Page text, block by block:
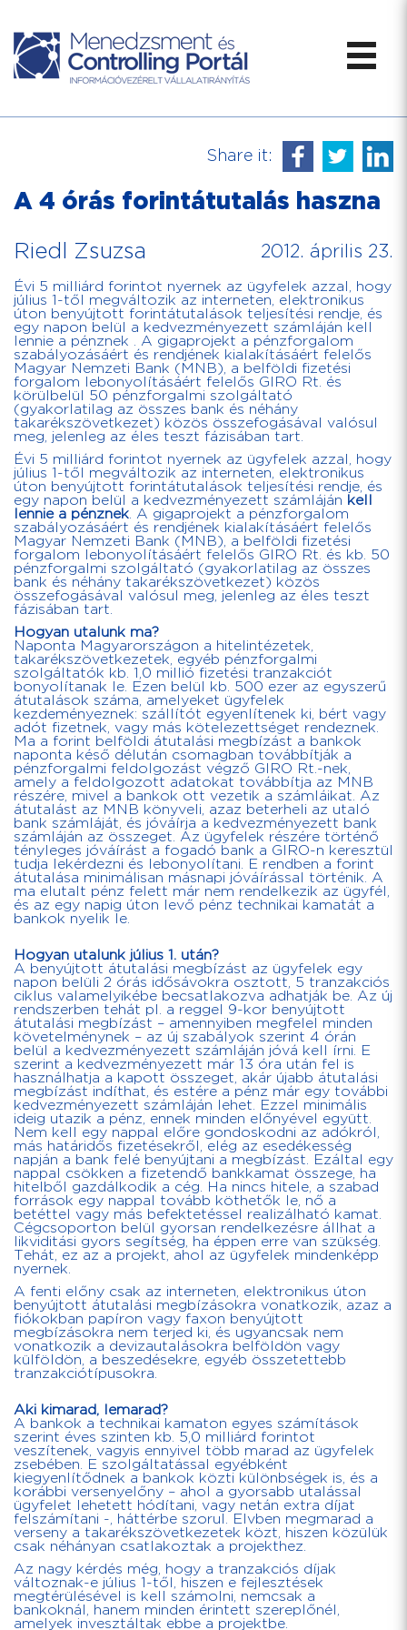
Share it:
A 4 órás forintátutalás haszna
Riedl Zsuzsa 2012. április 23.
Évi 5 milliárd forintot nyernek az ügyfelek azzal, hogy
július 1-től megváltozik az interneten, elektronikus
úton benyújtott forintátutalások teljesítési rendje, és
egy napon belül a kedvezményezett számláján kell
lennie a pénznek . A gigaprojekt a pénzforgalom
szabályozásáért és rendjének kialakításáért felelős
Magyar Nemzeti Bank (MNB), a belföldi fizetési
forgalom lebonyolításáért felelős GIRO Rt. és
körülbelül 50 pénzforgalmi szolgáltató
(gyakorlatilag az összes bank és néhány
takarékszövetkezet) közös összefogásával valósul
meg, jelenleg az éles teszt fázisában tart.
Évi 5 milliárd forintot nyernek az ügyfelek azzal, hogy
július 1-től megváltozik az interneten, elektronikus
úton benyújtott forintátutalások teljesítési rendje, és
egy napon belül a kedvezményezett számláján kell
lennie a pénznek. A gigaprojekt a pénzforgalom
szabályozásáért és rendjének kialakításáért felelős
Magyar Nemzeti Bank (MNB), a belföldi fizetési
forgalom lebonyolításáért felelős GIRO Rt. és kb. 50
pénzforgalmi szolgáltató (gyakorlatilag az összes
bank és néhány takarékszövetkezet) közös
összefogásával valósul meg, jelenleg az éles teszt
fázisában tart.
Hogyan utalunk ma?
Naponta Magyarországon a hitelintézetek,
takarékszövetkezetek, egyéb pénzforgalmi
szolgáltatók kb. 1,0 millió fizetési tranzakciót
bonyolítanak le. Ezen belül kb. 500 ezer az egyszerű
átutalások száma, amelyeket ügyfelek
kezdeményeznek: szállítót egyenlítenek ki, bért vagy
adót fizetnek, vagy más kötelezettséget rendeznek.
Ma a forint belföldi átutalási megbízást a bankok
naponta késő délután csomagban továbbítják a
pénzforgalmi feldolgozást végző GIRO Rt.-nek,
amely a feldolgozott adatokat továbbítja az MNB
részére, mivel a bankok ott vezetik a számláikat. Az
átutalást az MNB könyveli, azaz beterheli az utaló
bank számláját, és jóváírja a kedvezményezett bank
számláján az összeget. Az ügyfelek részére történő
tényleges jóváírást a fogadó bank a GIRO-n keresztül
tudja lekérdezni és lebonyolítani. E rendben a forint
átutalása minimálisan másnapi jóváírással történik. A
ma elutalt pénz felett már nem rendelkezik az ügyfél,
és az egy napig úton levő pénz technikai kamatát a
bankok nyelik le.
Hogyan utalunk július 1. után?
A benyújtott átutalási megbízást az ügyfelek egy
napon belüli 2 órás idősávokra osztott, 5 tranzakciós
ciklus valamelyikébe becsatlakozva adhatják be. Az új
rendszerben tehát pl. a reggel 9-kor benyújtott
átutalási megbízást – amennyiben megfelel minden
követelménynek – az új szabályok szerint 4 órán
belül a kedvezményezett számláján jóvá kell írni. E
szerint a kedvezményezett már 13 óra után fel is
használhatja a kapott összeget, akár újabb átutalási
megbízást indíthat, és estére a pénz már egy további
kedvezményezett számláján lehet. Ezzel minimális
ideig utazik a pénz, ennek minden előnyével együtt.
Nem kell egy nappal előre gondoskodni az adókról,
más határidős fizetésekről, elég az esedékesség
napján a bank felé benyújtani a megbízást. Ezáltal egy
nappal csökken a fizetendő bankkamat összege, ha
hitelből gazdálkodik a cég. Ha nincs hitele, a szabad
források egy nappal tovább köthetők le, nő a
betéttel vagy más befektetéssel realizálható kamat.
Cégcsoporton belül gyorsan rendelkezésre állhat a
likviditási gyors segítség, ha éppen erre van szükség.
Tehát, ez az a projekt, ahol az ügyfelek mindenképp
nyernek.
A fenti előny csak az interneten, elektronikus úton
benyújtott átutalási megbízásokra vonatkozik, azaz a
fiókokban papíron vagy faxon benyújtott
megbízásokra nem terjed ki, és ugyancsak nem
vonatkozik a devizautalásokra belföldön vagy
külföldön, a beszedésekre, egyéb összetettebb
tranzakciótípusokra.
Aki kimarad, lemarad?
A bankok a technikai kamaton egyes számítások
szerint éves szinten kb. 5,0 milliárd forintot
veszítenek, vagyis ennyivel több marad az ügyfelek
zsebében. E szolgáltatással egyébként
kiegyenlítődnek a bankok közti különbségek is, és a
korábbi versenyelőny – ahol a gyorsabb utalással
ügyfelet lehetett hódítani, vagy netán extra díjat
felszámítani -, háttérbe szorul. Elvben megmarad a
verseny a takarékszövetkezetek közt, hiszen közülük
csak néhányan csatlakoztak a projekthez.
Az nagy kérdés még, hogy a tranzakciós díjak
változnak-e július 1-től, hiszen e fejlesztések
megtérülésével is kell számolni, nemcsak a
bankoknál, hanem minden érintett szereplőnél,
amelyek invesztáltak ebbe a projektbe.